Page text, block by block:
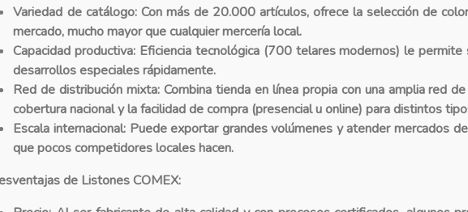
Variedad de catálogo:Con más de 20.000 artículos, ofrece la selección de
mercado, mucho mayor que cualquier mercería local.
Capacidad productiva: Eficiencia tecnológica (700 telares modernos) le permite
desarrollos especiales rápidamente.
Red de distribución mixta: Combina tienda en línea propia con una amplia red
cobertura nacional y la facilidad de compra (presencial u online) para distintos
Escala internacional: Puede exportar grandes volúmenes y atender mercados
que pocos competidores locales hacen.
de Listones COMEX: